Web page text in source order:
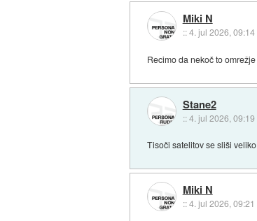
Miki N
::4. jul 2026, 09:14
Recimo da nekoč to
Stane2
::4. jul 2026, 09:19
Tisoči satelitov se sliši
Miki N
::4. jul 2026, 09:21